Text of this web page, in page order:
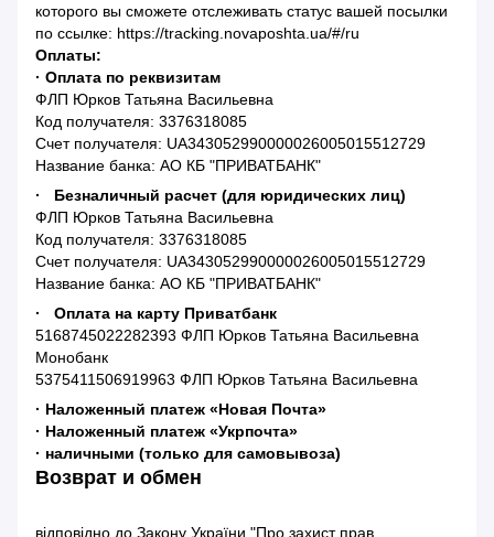
которого вы сможете отслеживать статус вашей посылки
по ссылке: https://tracking.novaposhta.ua/#/ru
Оплаты:
· Оплата по реквизитам
ФЛП Юрков Татьяна Васильевна
Код получателя: 3376318085
Счет получателя: UA343052990000026005015512729
Название банка: АО КБ "ПРИВАТБАНК"
· Безналичный расчет (для юридических лиц)
ФЛП Юрков Татьяна Васильевна
Код получателя: 3376318085
Счет получателя: UA343052990000026005015512729
Название банка: АО КБ "ПРИВАТБАНК"
· Оплата на карту Приватбанк
5168745022282393 ФЛП Юрков Татьяна Васильевна
Монобанк
5375411506919963 ФЛП Юрков Татьяна Васильевна
· Наложенный платеж «Новая Почта»
· Наложенный платеж «Укрпочта»
· наличными (только для самовывоза)
Возврат и обмен
відповідно до Закону України "Про захист прав